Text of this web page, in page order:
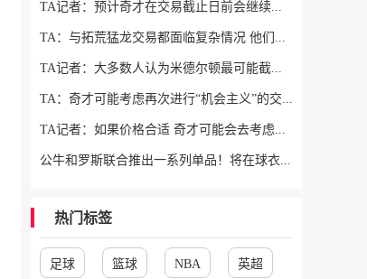
TA记者：预计奇才在交易截止日前会继续活跃 他们愿意接手大合同
TA：与拓荒猛龙交易都面临复杂情况 他们想清薪资空间且提高战力
TA记者：大多数人认为米德尔顿最可能截止日后留队 成为买断候选
TA：奇才可能考虑再次进行“机会主义”的交易 类似此前得到吹杨
TA记者：如果价格合适 奇才可能会去考虑交易得到锡安
公牛和罗斯联合推出一系列单品！将在球衣退役当天发售
热门标签
足球 篮球 NBA 英超